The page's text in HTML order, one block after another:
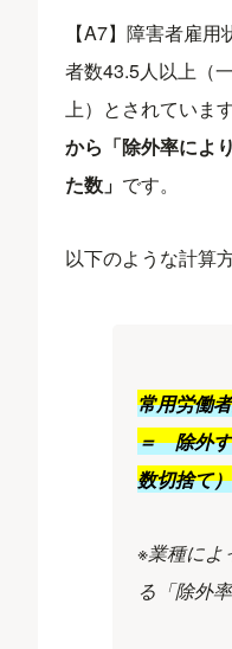
【A7】障害者雇
者数43.5人以上（
上）とされていま
から「除外率によ
た数」 です。
以下のような計算
常用労
＝ 除外す
数切捨て）
※業種によ
る「除外